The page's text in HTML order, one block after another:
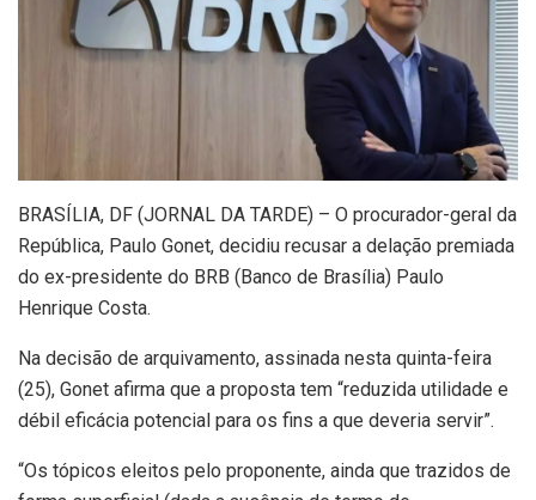
BRASÍLIA, DF (JORNAL DA TARDE) – O procurador-geral da
República, Paulo Gonet, decidiu recusar a delação premiada
do ex-presidente do BRB (Banco de Brasília) Paulo
Henrique Costa.
Na decisão de arquivamento, assinada nesta quinta-feira
(25), Gonet afirma que a proposta tem “reduzida utilidade e
débil eficácia potencial para os fins a que deveria servir”.
“Os tópicos eleitos pelo proponente, ainda que trazidos de